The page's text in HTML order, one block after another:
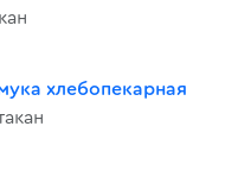
хлебопекарная